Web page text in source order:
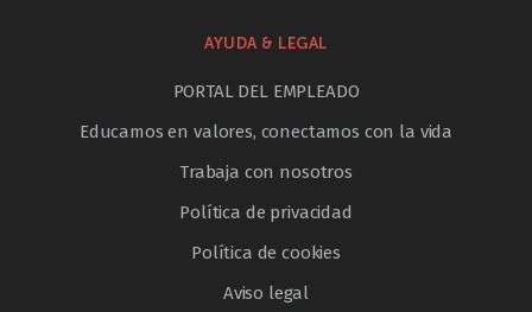
AYUDA & LEGAL
PORTAL DEL EMPLEADO
Educamos en valores, conectamos con la vida
Trabaja con nosotros
Política de privacidad
Política de cookies
Aviso legal